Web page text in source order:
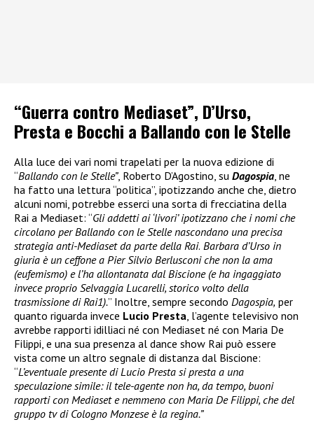
“Guerra contro Mediaset”, D’Urso,
Presta e Bocchi a Ballando con le Stelle
Alla luce dei vari nomi trapelati per la nuova edizione di
“Ballando con le Stelle”, Roberto D’Agostino, su Dagospia, ne
ha fatto una lettura “politica”, ipotizzando anche che, dietro
alcuni nomi, potrebbe esserci una sorta di frecciatina della
Rai a Mediaset: “Gli addetti ai ‘livori’ ipotizzano che i nomi che
circolano per Ballando con le Stelle nascondano una precisa
strategia anti-Mediaset da parte della Rai. Barbara d’Urso in
giuria è un ceffone a Pier Silvio Berlusconi che non la ama
(eufemismo) e l’ha allontanata dal Biscione (e ha ingaggiato
invece proprio Selvaggia Lucarelli, storico volto della
trasmissione di Rai1).” Inoltre, sempre secondo Dagospia, per
quanto riguarda invece Lucio Presta, l’agente televisivo non
avrebbe rapporti idilliaci né con Mediaset né con Maria De
Filippi, e una sua presenza al dance show Rai può essere
vista come un altro segnale di distanza dal Biscione:
“L’eventuale presente di Lucio Presta si presta a una
speculazione simile: il tele-agente non ha, da tempo, buoni
rapporti con Mediaset e nemmeno con Maria De Filippi, che del
gruppo tv di Cologno Monzese è la regina.”